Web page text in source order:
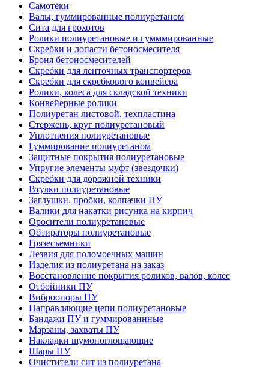
Самотёки
Валы, гуммированные полиуретаном
Сита для грохотов
Ролики полиуретановые и гумммированные
Скребки и лопасти бетоносмесителя
Броня бетоносмесителей
Скребки для ленточных транспортеров
Скребки для скребкового конвейера
Ролики, колеса для складской техники
Конвейерные ролики
Полиуретан листовой, техпластина
Стержень, круг полиуретановый
Уплотнения полиуретановые
Гуммирование полиуретаном
Защитные покрытия полиуретановые
Упругие элементы муфт (звездочки)
Скребки для дорожной техники
Втулки полиуретановые
Заглушки, пробки, колпачки ПУ
Валики для накатки рисунка на кирпич
Оросители полиуретановые
Обтираторы полиуретановые
Грязесъемники
Лезвия для поломоечных машин
Изделия из полиуретана на заказ
Восстановление покрытия роликов, валов, колес
Отбойники ПУ
Виброопоры ПУ
Направляющие цепи полиуретановые
Бандажи ПУ и гуммированнные
Марзаны, захваты ПУ
Накладки шумопоглощающие
Шары ПУ
Очистители сит из полиуретана